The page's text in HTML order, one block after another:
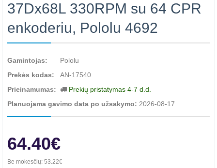
37Dx68L 330RPM su 64 CPR
enkoderiu, Pololu 4692
Gamintojas:
Pololu
Prekės kodas:
AN-17540
Prieinamumas:
Prekių pristatymas 4-7 d.d.
Planuojama gavimo data po užsakymo: 2026-08-17
64.40€
Be mokesčių: 53.22€